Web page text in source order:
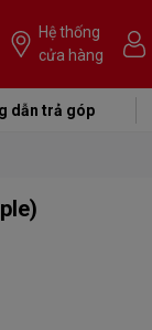
Hệ thống
cửa hàng
dẫn trả góp